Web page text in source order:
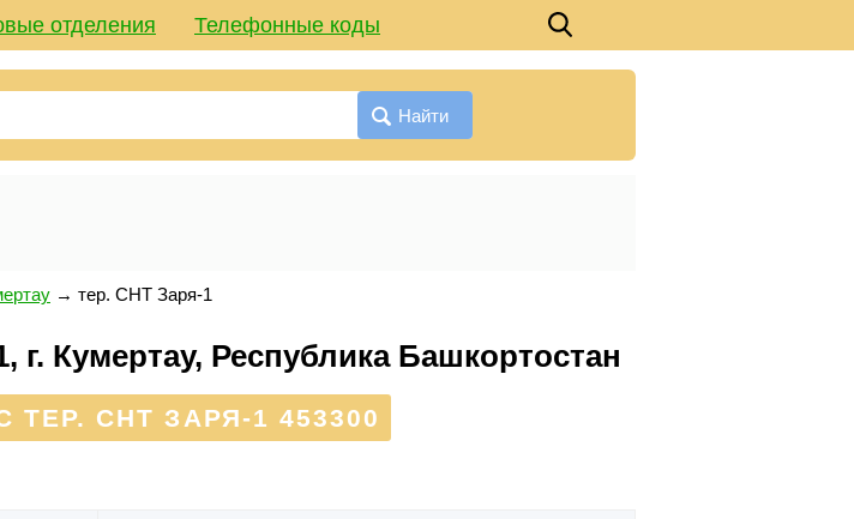
отделения Телефонные коды
Найти
→ тер. СНТ Заря-1
Кумертау, Республика Башкортостан
СНТ ЗАРЯ-1 453300